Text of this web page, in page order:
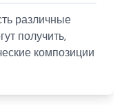
различные
получить,
композиции